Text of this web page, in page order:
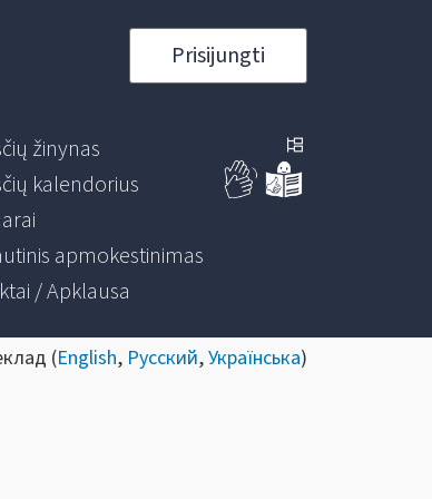
Prisijungti
žinynas
kalendorius
apmokestinimas
/ Apklausa
(English, Русский,Українська)